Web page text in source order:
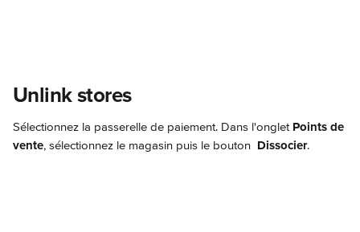
Unlink stores
Sélectionnez la passerelle de paiement. Dans l'onglet Points de
vente, sélectionnez le magasin puis le bouton Dissocier.